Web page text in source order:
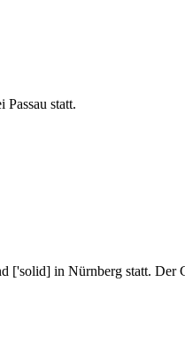
statt.
in Nürnberg statt. Der